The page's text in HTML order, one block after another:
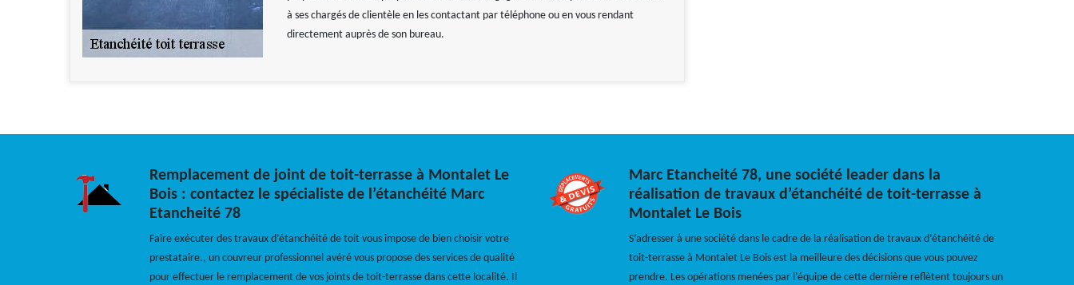
à ses chargés de clientèle en les contactant par téléphone ou en vous rendant
directement auprès de son bureau.
Remplacement de joint de toit-terrasse à Montalet Le
Bois : contactez le spécialiste de l’étanchéité Marc
Etancheité 78
Faire exécuter des travaux d’étanchéité de toit vous impose de bien choisir votre
prestataire., un couvreur professionnel avéré vous propose des services de qualité
pour effectuer le remplacement de vos joints de toit-terrasse dans cette localité. Il
Marc Etancheité 78, une société leader dans la
réalisation de travaux d’étanchéité de toit-terrasse à
Montalet Le Bois
S’adresser à une société dans le cadre de la réalisation de travaux d’étanchéité de
toit-terrasse à Montalet Le Bois est la meilleure des décisions que vous pouvez
prendre. Les opérations menées par l’équipe de cette dernière reflètent toujours un